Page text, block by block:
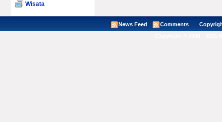
Wisata
News Feed Comments Copyright